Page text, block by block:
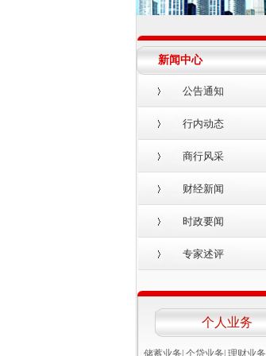
新闻中心
公告通知
行内动态
商行风采
财经新闻
时政要闻
专家述评
个人业务
储蓄业务 个贷业务 理财业务